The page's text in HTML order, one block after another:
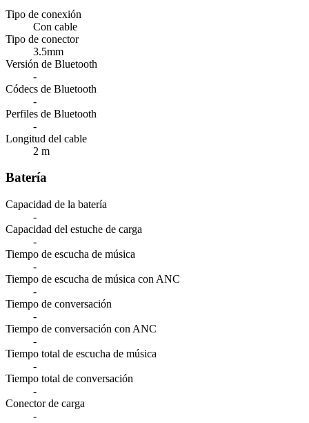
Tipo de conexión
Con cable
Tipo de conector
3.5mm
Versión de Bluetooth
-
Códecs de Bluetooth
-
Perfiles de Bluetooth
-
Longitud del cable
2 m
Batería
Capacidad de la batería
-
Capacidad del estuche de carga
-
Tiempo de escucha de música
-
Tiempo de escucha de música con ANC
-
Tiempo de conversación
-
Tiempo de conversación con ANC
-
Tiempo total de escucha de música
-
Tiempo total de conversación
-
Conector de carga
-